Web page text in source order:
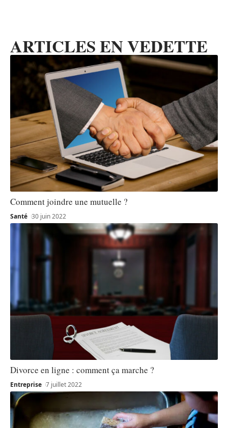
ARTICLES EN VEDETTE
Comment joindre une mutuelle ?
Santé 30 juin 2022
Divorce en ligne : comment ça marche ?
Entreprise 7 juillet 2022